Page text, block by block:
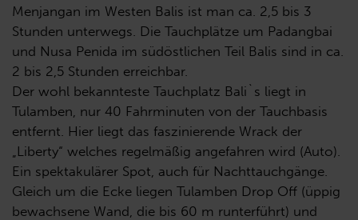
Menjangan im Westen Balis ist man ca. 2,5 bis 3
Stunden unterwegs. Die Tauchplätze um Padangbai
und Nusa Penida im südöstlichen Teil Balis sind in ca.
2 bis 2,5 Stunden erreichbar.
Der wohl bekannteste Tauchplatz Bali`s liegt in
Tulamben, nur 40 Fahrminuten von der Tauchbasis
entfernt. Hier liegt das faszinierende Wrack der
„Liberty“ welches regelmäßig angefahren wird (Auto).
Ein spektakulärer Spot, auch für Nachttauchgänge.
Gleich um die Ecke liegen Tulamben Drop Off (üppig
bewachsene Wand, die bis 60 m runterführt) und